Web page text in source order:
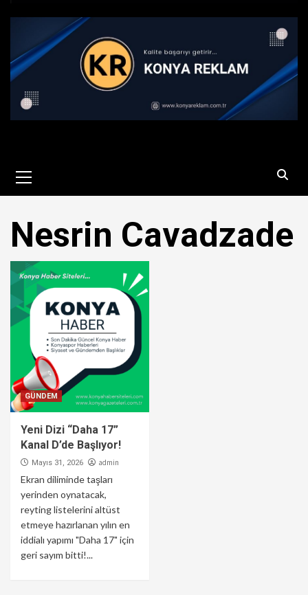
Menu
Nesrin Cavadzade
GÜNDEM
Yeni Dizi “Daha 17”
Kanal D’de Başlıyor!
Mayıs 31, 2026 admin
Ekran diliminde taşları
yerinden oynatacak,
reyting listelerini altüst
etmeye hazırlanan yılın en
iddialı yapımı "Daha 17" için
geri sayım bitti!...